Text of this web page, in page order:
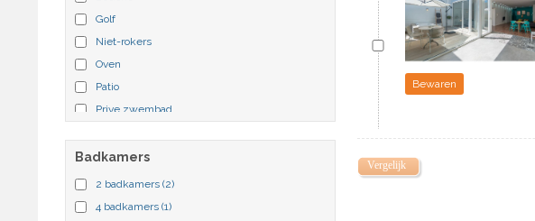
Golf
Niet-rokers
Oven
Patio
Prive zwembad
Solarium
Badkamers
2 badkamers (2)
4 badkamers (1)
Bewaren
Vergelijk